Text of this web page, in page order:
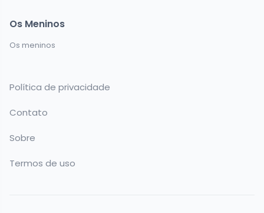
Os Meninos
Os meninos
Política de privacidade
Contato
Sobre
Termos de uso